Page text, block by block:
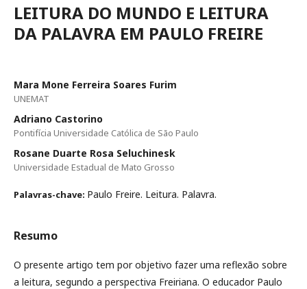
LEITURA DO MUNDO E LEITURA
DA PALAVRA EM PAULO FREIRE
Mara Mone Ferreira Soares Furim
UNEMAT
Adriano Castorino
Pontifícia Universidade Católica de São Paulo
Rosane Duarte Rosa Seluchinesk
Universidade Estadual de Mato Grosso
Palavras-chave: Paulo Freire. Leitura. Palavra.
Resumo
O presente artigo tem por objetivo fazer uma reflexão sobre
a leitura, segundo a perspectiva Freiriana. O educador Paulo